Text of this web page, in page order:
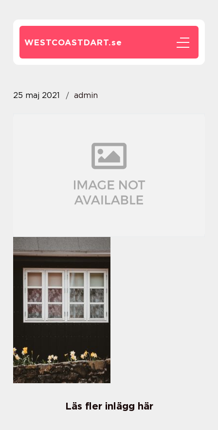
WESTCOASTDART.se
25 maj 2021 admin
Läs fler inlägg här